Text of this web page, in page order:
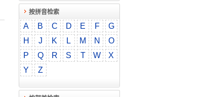
按拼音检索
A B C D E F
G
H
J K L M N
O
P
Q R S T W
X
Y
Z